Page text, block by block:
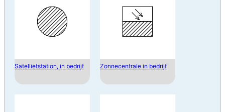
Satellietstation, in bedrijf Zonnecentrale in bedrijf